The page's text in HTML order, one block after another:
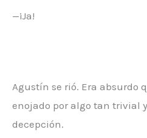
—¡Ja!
Agustín se rió. Era absurdo
enojado por algo tan trivial
decepción.